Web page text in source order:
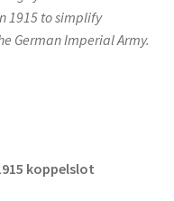
1915 to simplify
German Imperial Army.
koppelslot